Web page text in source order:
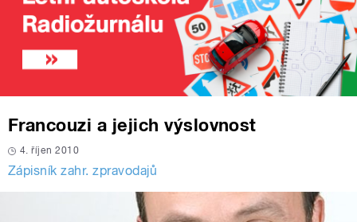
Francouzi a jejich výslovnost
4. říjen 2010
Zápisník zahr. zpravodajů